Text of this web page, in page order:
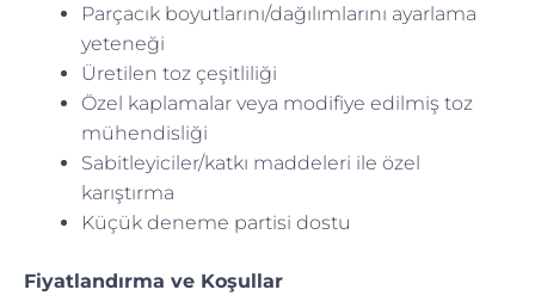
Parçacık boyutlarını/dağılımlarını ayarlama
yeteneği
Üretilen toz çeşitliliği
Özel kaplamalar veya modifiye edilmiş toz
mühendisliği
Sabitleyiciler/katkı maddeleri ile özel
karıştırma
Küçük deneme partisi dostu
Fiyatlandırma ve Koşullar